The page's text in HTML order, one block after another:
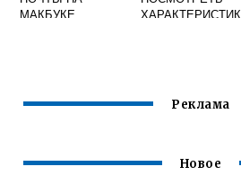
МАКБУКЕ
ХАРАКТЕРИСТИК
Реклама
Новое